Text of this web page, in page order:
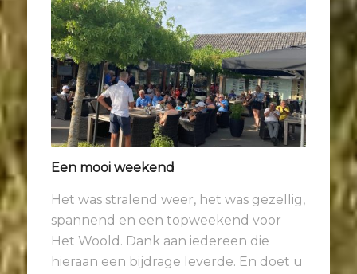
Een mooi weekend
Het was stralend weer, het was gezellig,
spannend en een topweekend voor
Het Woold. Dank aan iedereen die
hieraan een bijdrage leverde. En doet u